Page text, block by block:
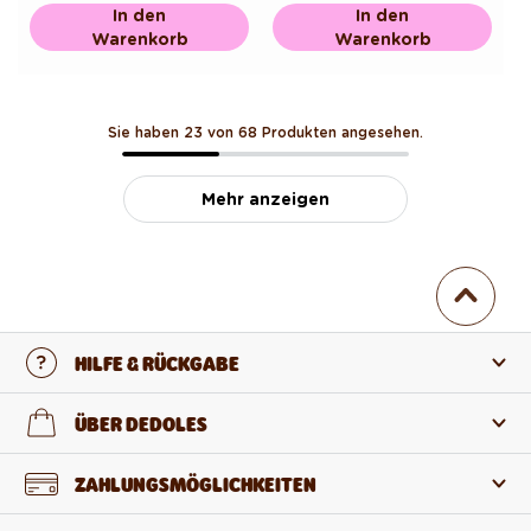
In den
Warenkorb
In den
Warenkorb
Sie haben 23 von 68 Produkten angesehen.
Mehr anzeigen
HILFE & RÜCKGABE
Kontaktiere uns
Rückgabe und Reklamation
ÜBER DEDOLES
Über unsZAHLUNGSMÖGLICHKEITEN